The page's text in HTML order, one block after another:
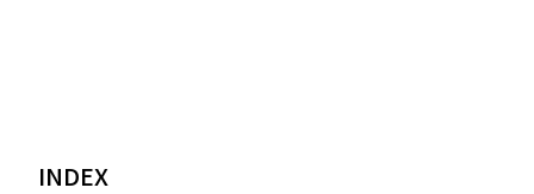
INDEX